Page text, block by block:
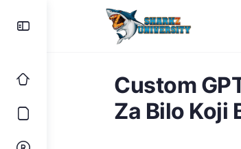
Custom
Za Bilo Koji